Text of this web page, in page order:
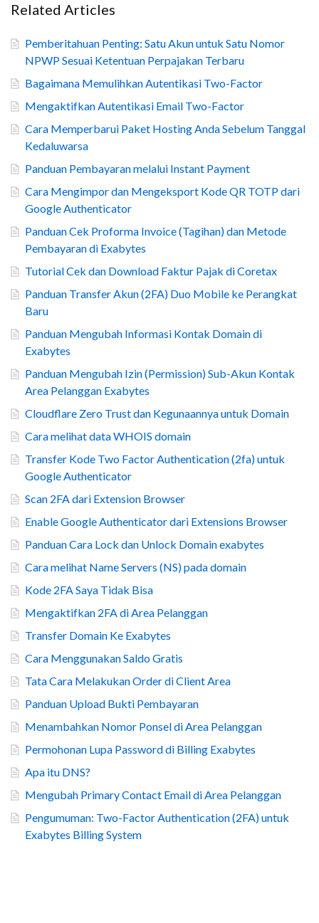
Related Articles
Pemberitahuan Penting: Satu Akun untuk Satu Nomor
NPWP Sesuai Ketentuan Perpajakan Terbaru
Bagaimana Memulihkan Autentikasi Two-Factor
Mengaktifkan Autentikasi Email Two-Factor
Cara Memperbarui Paket Hosting Anda Sebelum Tanggal
Kedaluwarsa
Panduan Pembayaran melalui Instant Payment
Cara Mengimpor dan Mengeksport Kode QR TOTP dari
Google Authenticator
Panduan Cek Proforma Invoice (Tagihan) dan Metode
Pembayaran di Exabytes
Tutorial Cek dan Download Faktur Pajak di Coretax
Panduan Transfer Akun (2FA) Duo Mobile ke Perangkat
Baru
Panduan Mengubah Informasi Kontak Domain di
Exabytes
Panduan Mengubah Izin (Permission) Sub-Akun Kontak
Area Pelanggan Exabytes
Cloudflare Zero Trust dan Kegunaannya untuk Domain
Cara melihat data WHOIS domain
Transfer Kode Two Factor Authentication (2fa) untuk
Google Authenticator
Scan 2FA dari Extension Browser
Enable Google Authenticator dari Extensions Browser
Panduan Cara Lock dan Unlock Domain exabytes
Cara melihat Name Servers (NS) pada domain
Kode 2FA Saya Tidak Bisa
Mengaktifkan 2FA di Area Pelanggan
Transfer Domain Ke Exabytes
Cara Menggunakan Saldo Gratis
Tata Cara Melakukan Order di Client Area
Panduan Upload Bukti Pembayaran
Menambahkan Nomor Ponsel di Area Pelanggan
Permohonan Lupa Password di Billing Exabytes
Apa itu DNS?
Mengubah Primary Contact Email di Area Pelanggan
Pengumuman: Two-Factor Authentication (2FA) untuk
Exabytes Billing System